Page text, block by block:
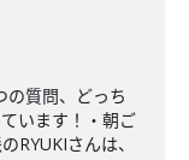
の質問、どっち
います！・朝ご
RYUKIさんは、